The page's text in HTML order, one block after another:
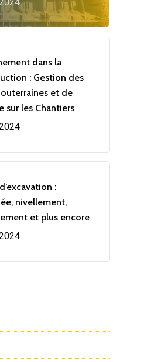
dans la
: Gestion des
et de
sur les Chantiers
:
nivellement,
et plus encore